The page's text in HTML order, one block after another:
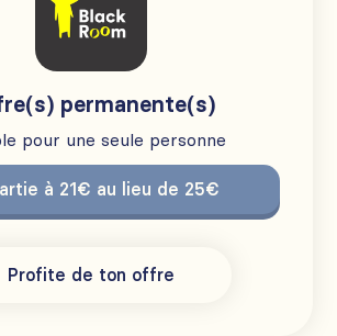
permanente(s)
pour une seule personne
à 21€ au lieu de 25€
Profite de ton offre